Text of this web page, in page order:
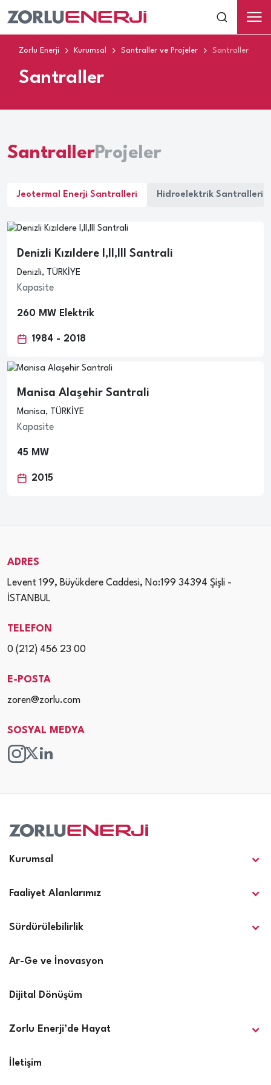
Zorlu Enerji Kurumsal Santraller ve Projeler Santraller
Santraller
SantrallerProjeler
Jeotermal Enerji Santralleri Hidroelektrik Santralleri
Denizli Kızıldere I,II,III Santrali
Denizli, TÜRKİYE
Kapasite
260 MW Elektrik
1984 - 2018
Manisa Alaşehir Santrali
Manisa, TÜRKİYE
Kapasite
45 MW
2015
ADRES
Levent 199, Büyükdere Caddesi, No:199 34394 Şişli -
İSTANBUL
TELEFON
0 (212) 456 23 00
E-POSTA
zoren@zorlu.com
SOSYAL MEDYA
Kurumsal
Faaliyet Alanlarımız
Sürdürülebilirlik
Ar-Ge ve İnovasyon
Dijital Dönüşüm
Zorlu Enerji’de Hayat
İletişim